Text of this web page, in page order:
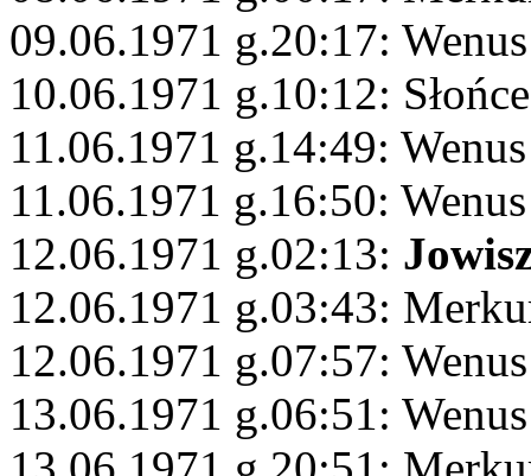
09.06.1971 g.20:17:
10.06.1971 g.10:12:
11.06.1971 g.14:49:
11.06.1971 g.16:50:
12.06.1971 g.02:13:
12.06.1971 g.03:43:
12.06.1971 g.07:57:
13.06.1971 g.06:51: